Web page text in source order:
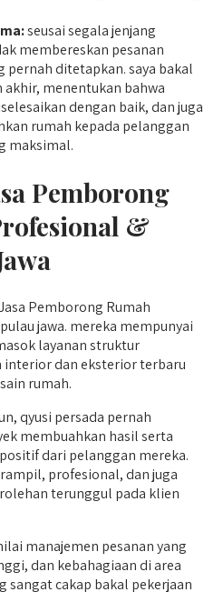
seusai segala jenjang
membereskan pesanan
pernah ditetapkan. saya bakal
menentukan bahwa
dengan baik, dan juga
rumah kepada pelanggan
maksimal.
Pemborong
&
Pemborong Rumah
jawa. mereka mempunyai
layanan struktur
interior dan eksterior terbaru
rumah.
qyusi persada pernah
membuahkan hasil serta
dari pelanggan mereka.
profesional, dan juga
terunggul pada klien
manajemen pesanan yang
dan kebahagiaan di area
sangat cakap bakal pekerjaan